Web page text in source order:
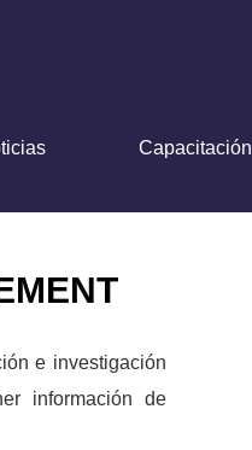
Capacitación
e investigación
información de